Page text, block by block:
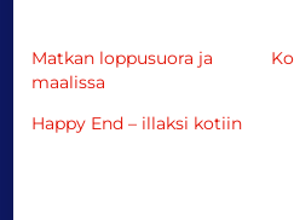
Matkan loppusuora ja
maalissa
Happy End – illaksi kotiin